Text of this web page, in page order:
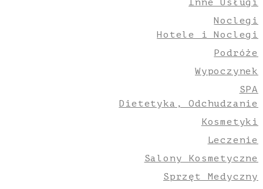
Inne Usługi
Noclegi
Hotele i Noclegi
Podróże
Wypoczynek
SPA
Dietetyka, Odchudzanie
Kosmetyki
Leczenie
Salony Kosmetyczne
Sprzęt Medyczny